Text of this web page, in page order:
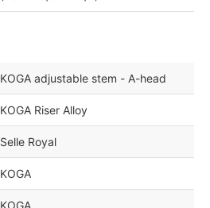
KOGA adjustable stem - A-head
KOGA Riser Alloy
Selle Royal
KOGA